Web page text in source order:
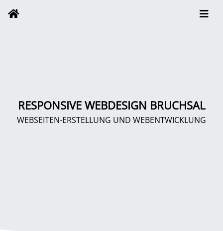
RESPONSIVE WEBDESIGN BRUCHSAL
WEBSEITEN-ERSTELLUNG UND WEBENTWICKLUNG